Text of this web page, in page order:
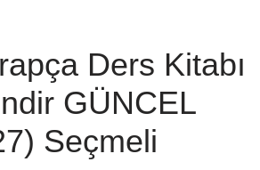
Ders Kitabı
GÜNCEL
Seçmeli